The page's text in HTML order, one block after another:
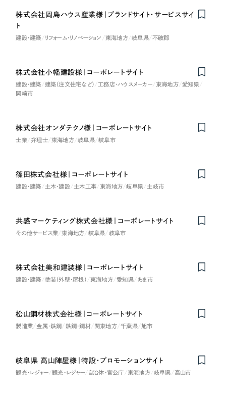
株式会社岡島ハウス産業様｜ブランドサイト・サービスサイ
ト
建設・建築 リフォーム・リノベーション 東海地方 岐阜県 不破郡
株式会社小幡建設様｜コーポレートサイト
建設・建築 建築（注文住宅など） 工務店・ハウスメーカー 東海地方
愛知県
岡崎市
株式会社オンダテクノ様｜コーポレートサイト
士業 弁理士 東海地方 岐阜県 岐阜市
篠田株式会社様｜コーポレートサイト
建設・建築 土木・建設 土木工事 東海地方 岐阜県 土岐市
共感マーケティング株式会社様｜コーポレートサイト
その他サービス業 東海地方 岐阜県 岐阜市
株式会社美和建装様｜コーポレートサイト
建設・建築 塗装（外壁・屋根） 東海地方 愛知県 あま市
松山鋼材株式会社様｜コーポレートサイト
製造業 金属・鉄鋼 鉄鋼・鋼材 関東地方 千葉県 旭市
岐阜県 高山陣屋様｜特設・プロモーションサイト
観光・レジャー 観光・レジャー 自治体・官公庁 東海地方 岐阜県 高山市